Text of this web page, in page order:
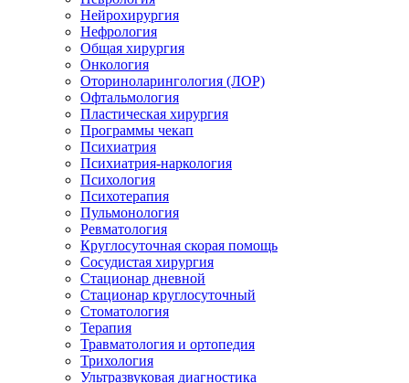
Нейрохирургия
Нефрология
Общая хирургия
Онкология
Оториноларингология (ЛОР)
Офтальмология
Пластическая хирургия
Программы чекап
Психиатрия
Психиатрия-наркология
Психология
Психотерапия
Пульмонология
Ревматология
Круглосуточная скорая помощь
Сосудистая хирургия
Стационар дневной
Стационар круглосуточный
Стоматология
Терапия
Травматология и ортопедия
Трихология
Ультразвуковая диагностика